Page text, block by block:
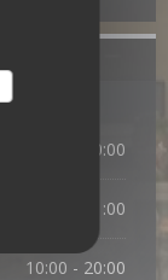
10:00 - 20:00
10:00 - 21:00
10:00 - 20:00